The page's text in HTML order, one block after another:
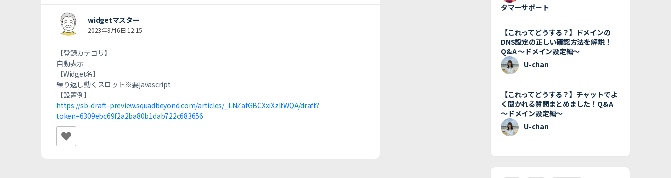
widgetマスター
2023年9月6日 12:15
【登録カテゴリ】
自動表示
【Widget名】
繰り返し動くスロット※要javascript
【設置例】
https://sb-draft-preview.squadbeyond.com/articles/_LNZafGBCXxiXzltWQA/draft?
token=6309ebc69f2a2ba80b1dab722c683656
タマーサポート
【これってどうする？】ドメインの
DNS設定の正しい確認方法を解説！
Q&A 〜ドメイン設定編〜
U-chan
【これってどうする？】チャットでよ
く聞かれる質問まとめました！Q&A
〜ドメイン設定編〜
U-chan